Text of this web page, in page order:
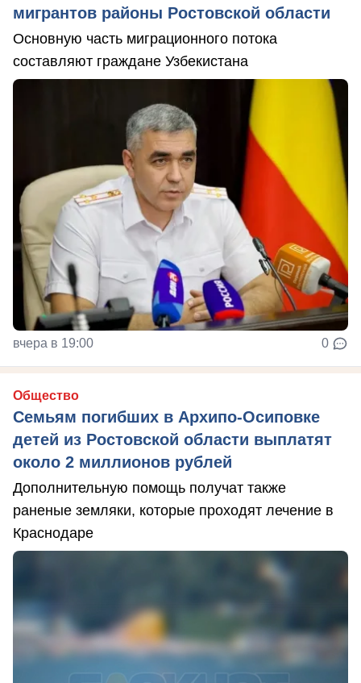
мигрантов районы Ростовской области
Основную часть миграционного потока
составляют граждане Узбекистана
вчера в 19:00 0
Общество
Семьям погибших в Архипо-Осиповке
детей из Ростовской области выплатят
около 2 миллионов рублей
Дополнительную помощь получат также
раненые земляки, которые проходят лечение в
Краснодаре